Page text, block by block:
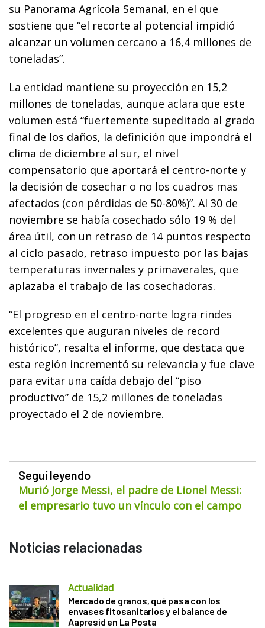
su Panorama Agrícola Semanal, en el que
sostiene que “el recorte al potencial impidió
alcanzar un volumen cercano a 16,4 millones de
toneladas”.
La entidad mantiene su proyección en 15,2
millones de toneladas, aunque aclara que este
volumen está “fuertemente supeditado al grado
final de los daños, la definición que impondrá el
clima de diciembre al sur, el nivel
compensatorio que aportará el centro-norte y
la decisión de cosechar o no los cuadros mas
afectados (con pérdidas de 50-80%)”. Al 30 de
noviembre se había cosechado sólo 19 % del
área útil, con un retraso de 14 puntos respecto
al ciclo pasado, retraso impuesto por las bajas
temperaturas invernales y primaverales, que
aplazaba el trabajo de las cosechadoras.
“El progreso en el centro-norte logra rindes
excelentes que auguran niveles de record
histórico”, resalta el informe, que destaca que
esta región incrementó su relevancia y fue clave
para evitar una caída debajo del “piso
productivo” de 15,2 millones de toneladas
proyectado el 2 de noviembre.
Seguí leyendo
Murió Jorge Messi, el padre de Lionel Messi:
el empresario tuvo un vínculo con el campo
Noticias relacionadas
Actualidad
Mercado de granos, qué pasa con los
envases fitosanitarios y el balance de
Aapresid en La Posta